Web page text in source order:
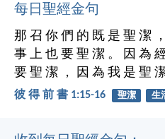
每日聖經金句
那 召 你 們 的 既 是 聖 潔
事 上 也 要 聖 潔 。 因 為
要 聖 潔 ， 因 為 我 是 聖 潔
彼 得 前 書 1:15-16 聖潔 生